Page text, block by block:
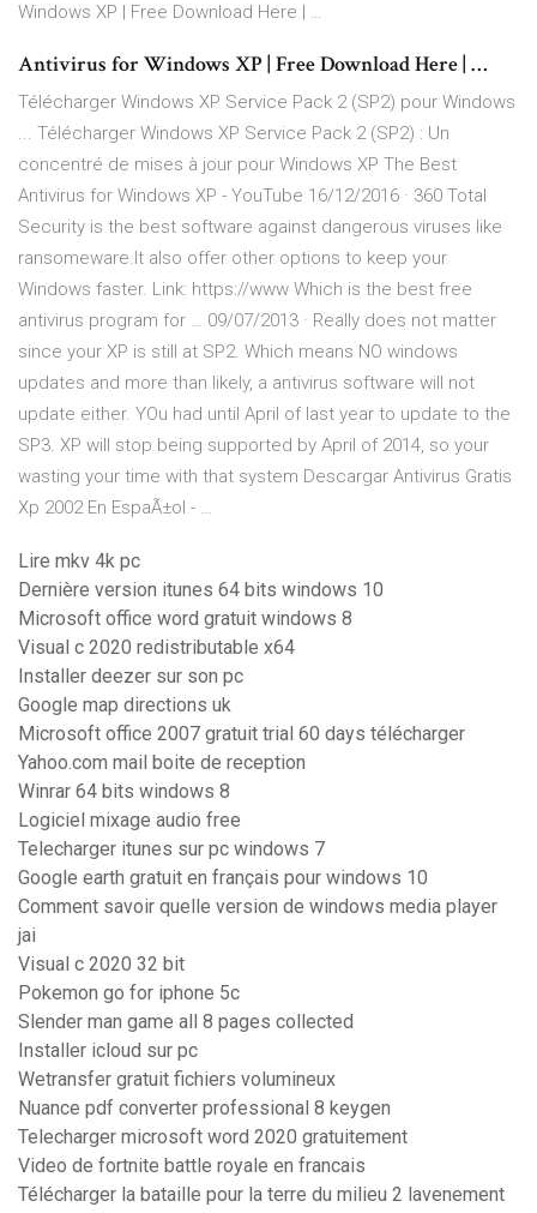
Windows XP | Free Download Here | …
Antivirus for Windows XP | Free Download Here | …
Télécharger Windows XP Service Pack 2 (SP2) pour Windows
... Télécharger Windows XP Service Pack 2 (SP2) : Un
concentré de mises à jour pour Windows XP The Best
Antivirus for Windows XP - YouTube 16/12/2016 · 360 Total
Security is the best software against dangerous viruses like
ransomeware.It also offer other options to keep your
Windows faster. Link: https://www Which is the best free
antivirus program for … 09/07/2013 · Really does not matter
since your XP is still at SP2. Which means NO windows
updates and more than likely, a antivirus software will not
update either. YOu had until April of last year to update to the
SP3. XP will stop being supported by April of 2014, so your
wasting your time with that system Descargar Antivirus Gratis
Xp 2002 En EspaÃ±ol - …
Lire mkv 4k pc
Dernière version itunes 64 bits windows 10
Microsoft office word gratuit windows 8
Visual c 2020 redistributable x64
Installer deezer sur son pc
Google map directions uk
Microsoft office 2007 gratuit trial 60 days télécharger
Yahoo.com mail boite de reception
Winrar 64 bits windows 8
Logiciel mixage audio free
Telecharger itunes sur pc windows 7
Google earth gratuit en français pour windows 10
Comment savoir quelle version de windows media player
jai
Visual c 2020 32 bit
Pokemon go for iphone 5c
Slender man game all 8 pages collected
Installer icloud sur pc
Wetransfer gratuit fichiers volumineux
Nuance pdf converter professional 8 keygen
Telecharger microsoft word 2020 gratuitement
Video de fortnite battle royale en francais
Télécharger la bataille pour la terre du milieu 2 lavenement